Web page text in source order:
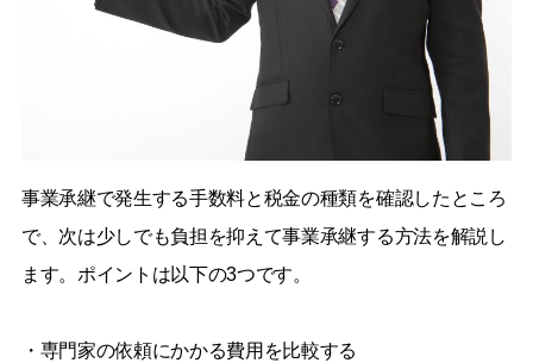
事業承継で発生する手数料と税金の種類を確認したところ
で、次は少しでも負担を抑えて事業承継する方法を解説し
ます。ポイントは以下の3つです。
・専門家の依頼にかかる費用を比較する